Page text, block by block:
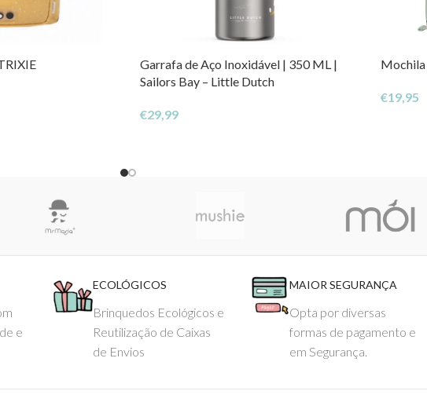
Garrafa de Aço Inoxidável | 350 ML |
Sailors Bay – Little Dutch
€29,99
Mochila
€19,95
e
ECOLÓGICOS
Brinquedos Ecológicos e
Reutilização de Caixas
de Envios
MAIOR SEGURANÇA
Opta por diversas
formas de pagamento e
em Segurança.